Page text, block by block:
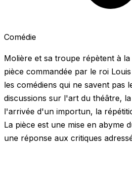
Comédie
Molière et sa troupe répètent à
pièce commandée par le roi
les comédiens qui ne savent pas
discussions sur l'art du théâtre,
l'arrivée d'un importun, la
La pièce est une mise en abyme
une réponse aux critiques